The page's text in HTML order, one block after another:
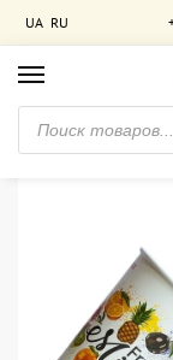
UA RU
Главная /